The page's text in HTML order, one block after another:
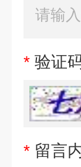
* 验证
* 留言